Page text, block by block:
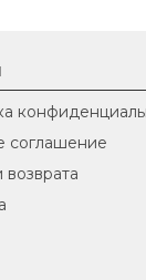
соглашение